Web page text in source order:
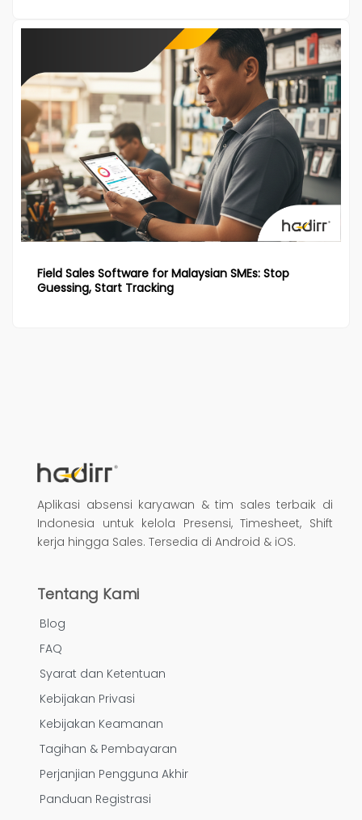
Field Sales Software for Malaysian SMEs: Stop
Guessing, Start Tracking
Aplikasi absensi karyawan & tim sales terbaik di
Indonesia untuk kelola Presensi, Timesheet, Shift
kerja hingga Sales. Tersedia di Android & iOS.
Tentang Kami
Blog
FAQ
Syarat dan Ketentuan
Kebijakan Privasi
Kebijakan Keamanan
Tagihan & Pembayaran
Perjanjian Pengguna Akhir
Panduan Registrasi